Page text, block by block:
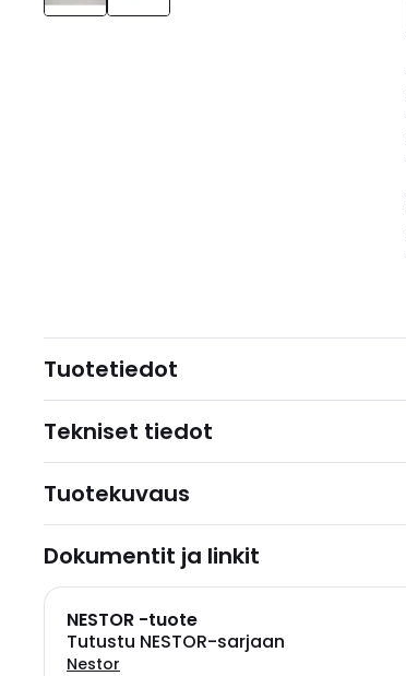
Tuotetiedot
Tekniset tiedot
Tuotekuvaus
Dokumentit ja linkit
NESTOR -tuote
Tutustu NESTOR-sarjaan
Nestor